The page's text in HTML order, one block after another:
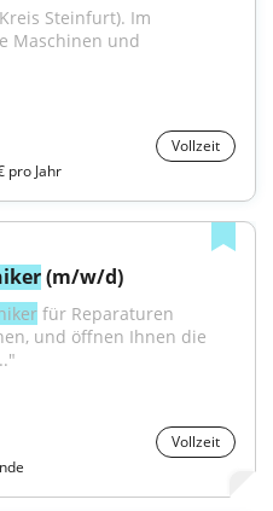
Steinfurt). Im
Maschinen und
Vollzeit
pro Jahr
(m/w/d)
für Reparaturen
und öffnen Ihnen die
Vollzeit